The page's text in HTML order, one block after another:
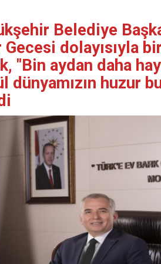
Belediye
dolayısıyla
"Bin aydan daha
dünyamızın huzur